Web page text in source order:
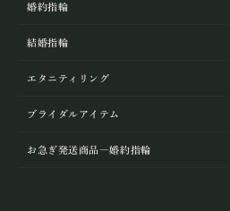
婚約指輪
結婚指輪
エタニティリング
ブライダルアイテム
お急ぎ発送商品―婚約指輪